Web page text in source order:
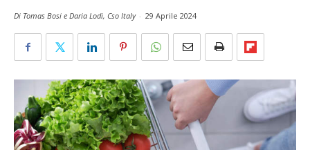
Di Tomas Bosi e Daria Lodi, Cso Italy - 29 Aprile 2024